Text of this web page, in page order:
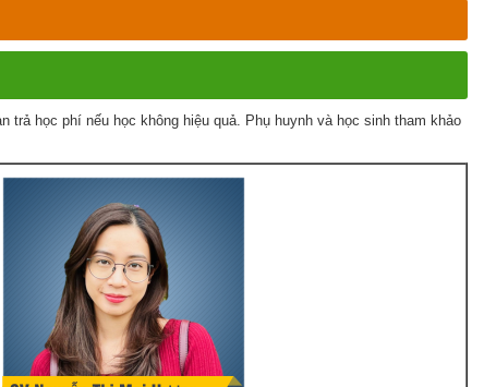
học phí nếu học không hiệu quả. Phụ huynh và học sinh tham khảo